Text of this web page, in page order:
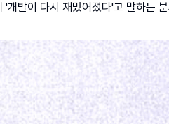
발이 다시 재밌어졌다'고 말하는